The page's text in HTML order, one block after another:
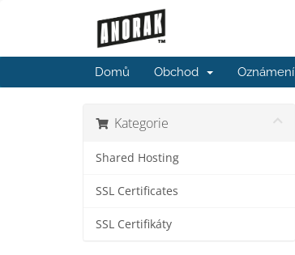
Domů Obchod Oznámení
Kategorie
Shared Hosting
SSL Certificates
SSL Certifikáty